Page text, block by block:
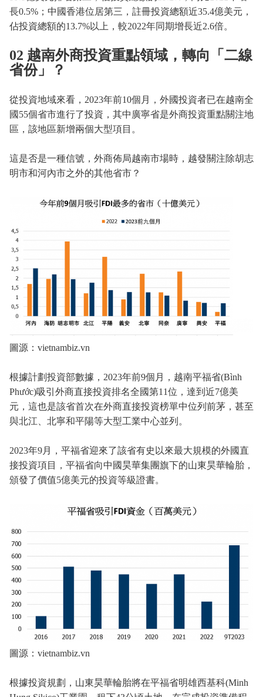
長0.5%；中國香港位居第三，註冊投資總額近35.4億美元，
佔投資總額的13.7%以上，較2022年同期增長近2.6倍。
02 越南外商投資重點領域，轉向「二線
省份」？
從投資地域來看，2023年前10個月，外國投資者已在越南全
國55個省市進行了投資，其中廣寧省是外商投資重點關注地
區，該地區新增兩個大型項目。
這是否是一種信號，外商佈局越南市場時，越發關注除胡志
明市和河內市之外的其他省市？
圖源：vietnambiz.vn
根據計劃投資部數據，2023年前9個月，越南平福省(Bình
Phước)吸引外商直接投資排名全國第11位，達到近7億美
元，這也是該省首次在外商直接投資榜單中位列前茅，甚至
與北江、北寧和平陽等大型工業中心並列。
2023年9月，平福省迎來了該省有史以來最大規模的外國直
接投資項目，平福省向中國昊華集團旗下的山東昊華輪胎，
頒發了價值5億美元的投資等級證書。
圖源：vietnambiz.vn
根據投資規劃，山東昊華輪胎將在平福省明雄西基科(Minh